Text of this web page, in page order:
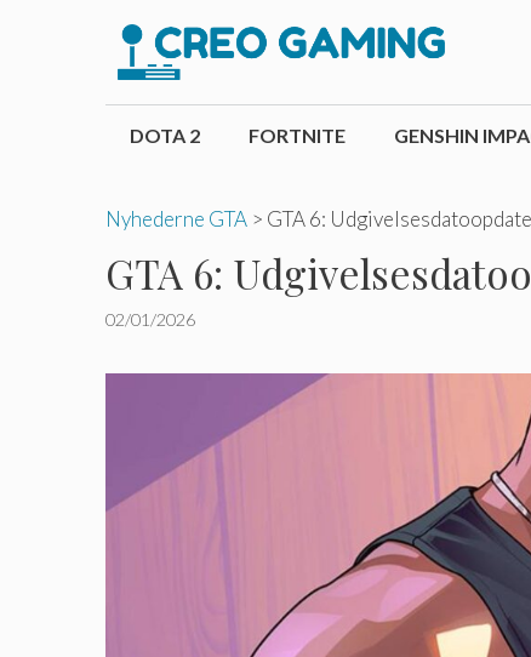
DOTA 2 FORTNITE GENSHIN
Nyhederne GTA > GTA 6:
GTA 6:
02/01/2026